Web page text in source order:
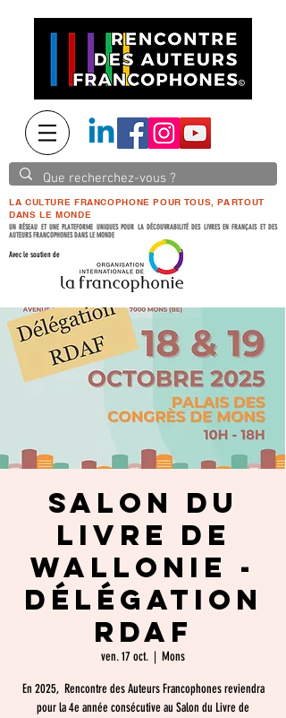
LA CULTURE FRANCOPHONE POUR TOUS, PARTOUT
DANS LE MONDE
UN RÉSEAU ET UNE PLATEFORME UNIQUES POUR LA DÉCOUVRABILITÉ DES LIVRES EN FRANÇAIS ET DES
AUTEURS FRANCOPHONES DANS LE MONDE
Avec le soutien de
SALON DU
LIVRE DE
WALLONIE -
Délégation
RDAF
ven. 17 oct.
  |
Mons
En 2025, Rencontre des Auteurs Francophones reviendra
pour la 4e année consécutive au Salon du Livre de